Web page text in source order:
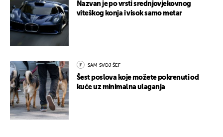
Nazvan je po vrsti srednjovjekovnog
viteškog konja i visok samo metar
SAM SVOJ ŠEF
Šest poslova koje možete pokrenuti od
kuće uz minimalna ulaganja